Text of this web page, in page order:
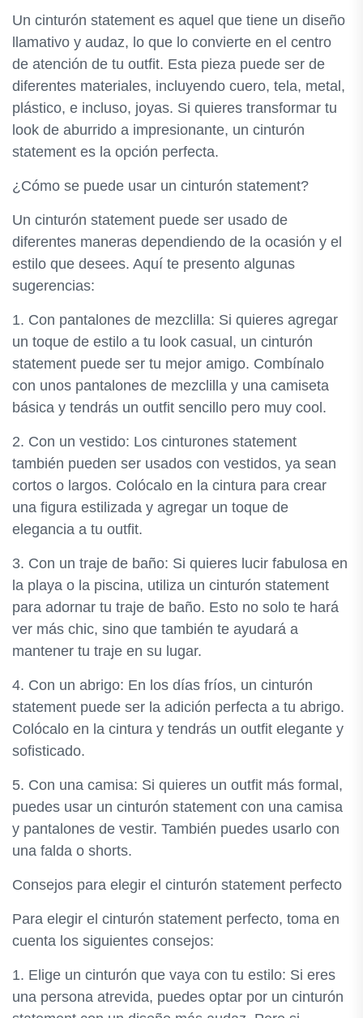
Un cinturón statement es aquel que tiene un diseño
llamativo y audaz, lo que lo convierte en el centro
de atención de tu outfit. Esta pieza puede ser de
diferentes materiales, incluyendo cuero, tela, metal,
plástico, e incluso, joyas. Si quieres transformar tu
look de aburrido a impresionante, un cinturón
statement es la opción perfecta.
¿Cómo se puede usar un cinturón statement?
Un cinturón statement puede ser usado de
diferentes maneras dependiendo de la ocasión y el
estilo que desees. Aquí te presento algunas
sugerencias:
1. Con pantalones de mezclilla: Si quieres agregar
un toque de estilo a tu look casual, un cinturón
statement puede ser tu mejor amigo. Combínalo
con unos pantalones de mezclilla y una camiseta
básica y tendrás un outfit sencillo pero muy cool.
2. Con un vestido: Los cinturones statement
también pueden ser usados con vestidos, ya sean
cortos o largos. Colócalo en la cintura para crear
una figura estilizada y agregar un toque de
elegancia a tu outfit.
3. Con un traje de baño: Si quieres lucir fabulosa en
la playa o la piscina, utiliza un cinturón statement
para adornar tu traje de baño. Esto no solo te hará
ver más chic, sino que también te ayudará a
mantener tu traje en su lugar.
4. Con un abrigo: En los días fríos, un cinturón
statement puede ser la adición perfecta a tu abrigo.
Colócalo en la cintura y tendrás un outfit elegante y
sofisticado.
5. Con una camisa: Si quieres un outfit más formal,
puedes usar un cinturón statement con una camisa
y pantalones de vestir. También puedes usarlo con
una falda o shorts.
Consejos para elegir el cinturón statement perfecto
Para elegir el cinturón statement perfecto, toma en
cuenta los siguientes consejos:
1. Elige un cinturón que vaya con tu estilo: Si eres
una persona atrevida, puedes optar por un cinturón